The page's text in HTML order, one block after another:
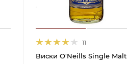
11
Виски O'Neills Single Malt